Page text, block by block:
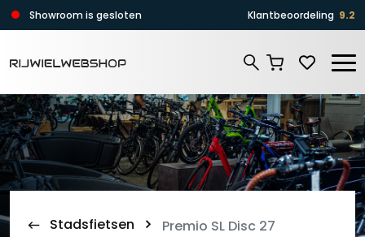
Zoeken
Showroom is gesloten Klantbeoordeling 9.2
Stadsfietsen Premio SL Disc 27